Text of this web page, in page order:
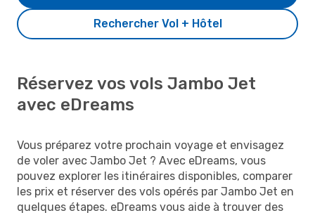
Rechercher Vol + Hôtel
Réservez vos vols Jambo Jet
avec eDreams
Vous préparez votre prochain voyage et envisagez
de voler avec Jambo Jet ? Avec eDreams, vous
pouvez explorer les itinéraires disponibles, comparer
les prix et réserver des vols opérés par Jambo Jet en
quelques étapes. eDreams vous aide à trouver des